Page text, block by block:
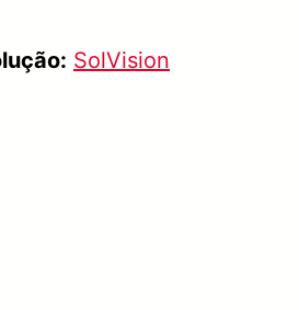
SolVision